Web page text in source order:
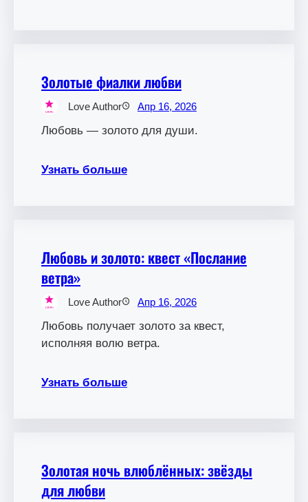
Золотые фиалки любви
Love Author Апр 16, 2026
Любовь — золото для души.
Узнать больше
Любовь и золото: квест «Послание
ветра»
Love Author Апр 16, 2026
Любовь получает золото за квест,
исполняя волю ветра.
Узнать больше
Золотая ночь влюблённых: звёзды
для любви